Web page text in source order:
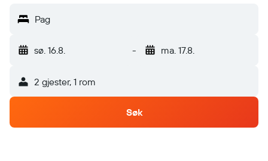
Pag
sø. 16.8. - ma. 17.8.
2 gjester, 1 rom
Søk